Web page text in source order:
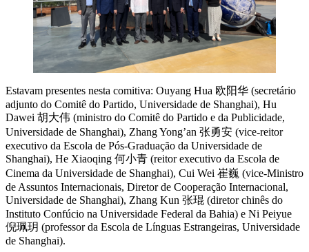
Estavam presentes nesta comitiva: Ouyang Hua 欧阳华 (secretário
adjunto do Comitê do Partido, Universidade de Shanghai), Hu
Dawei 胡大伟 (ministro do Comitê do Partido e da Publicidade,
Universidade de Shanghai), Zhang Yong’an 张勇安 (vice-reitor
executivo da Escola de Pós-Graduação da Universidade de
Shanghai), He Xiaoqing 何小青 (reitor executivo da Escola de
Cinema da Universidade de Shanghai), Cui Wei 崔巍 (vice-Ministro
de Assuntos Internacionais, Diretor de Cooperação Internacional,
Universidade de Shanghai), Zhang Kun 张琨 (diretor chinês do
Instituto Confúcio na Universidade Federal da Bahia) e Ni Peiyue
倪珮玥 (professor da Escola de Línguas Estrangeiras, Universidade
de Shanghai).